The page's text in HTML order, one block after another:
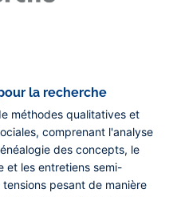
la recherche
méthodes qualitatives et
comprenant l'analyse
des concepts, le
et les entretiens semi-
pesant de manière